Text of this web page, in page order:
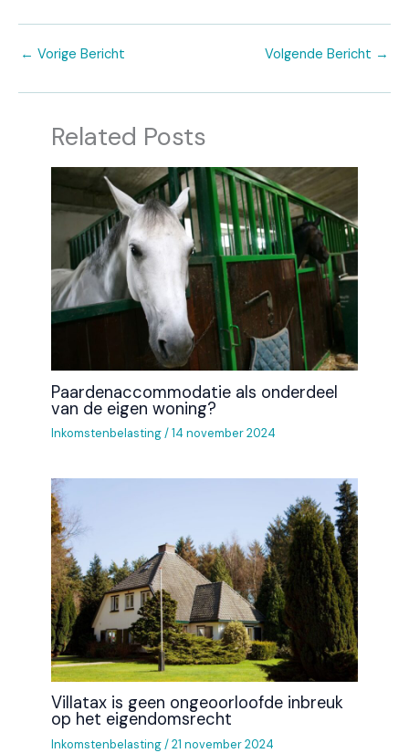
← Vorige Bericht Volgende Bericht →
Related Posts
Paardenaccommodatie als onderdeel
van de eigen woning?
Inkomstenbelasting/14 november 2024
Villatax is geen ongeoorloofde inbreuk
op het eigendomsrecht
Inkomstenbelasting/21 november 2024